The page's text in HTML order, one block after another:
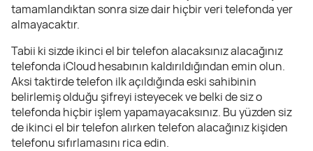
tamamlandıktan sonra size dair hiçbir veri telefonda yer
almayacaktır.
Tabii ki sizde ikinci el bir telefon alacaksınız alacağınız
telefonda iCloud hesabının kaldırıldığından emin olun.
Aksi taktirde telefon ilk açıldığında eski sahibinin
belirlemiş olduğu şifreyi isteyecek ve belki de siz o
telefonda hiçbir işlem yapamayacaksınız. Bu yüzden siz
de ikinci el bir telefon alırken telefon alacağınız kişiden
telefonu sıfırlamasını rica edin.